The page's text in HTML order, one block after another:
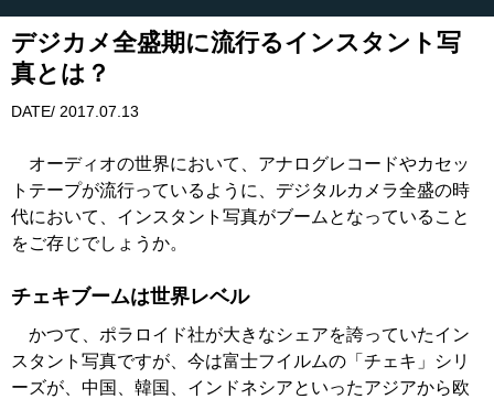
デジカメ全盛期に流行るインスタント写
真とは？
DATE/ 2017.07.13
オーディオの世界において、アナログレコードやカセッ
トテープが流行っているように、デジタルカメラ全盛の時
代において、インスタント写真がブームとなっていること
をご存じでしょうか。
チェキブームは世界レベル
かつて、ポラロイド社が大きなシェアを誇っていたイン
スタント写真ですが、今は富士フイルムの「チェキ」シリ
ーズが、中国、韓国、インドネシアといったアジアから欧